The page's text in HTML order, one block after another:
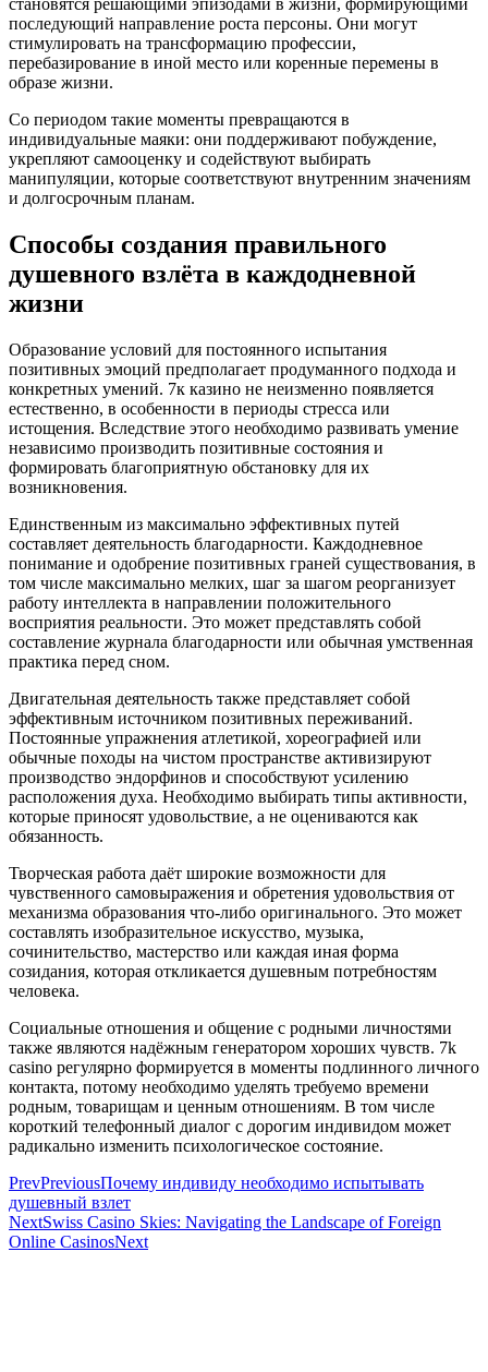
становятся решающими эпизодами в жизни, формирующими
последующий направление роста персоны. Они могут
стимулировать на трансформацию профессии,
перебазирование в иной место или коренные перемены в
образе жизни.
Со периодом такие моменты превращаются в
индивидуальные маяки: они поддерживают побуждение,
укрепляют самооценку и содействуют выбирать
манипуляции, которые соответствуют внутренним значениям
и долгосрочным планам.
Способы создания правильного
душевного взлёта в каждодневной
жизни
Образование условий для постоянного испытания
позитивных эмоций предполагает продуманного подхода и
конкретных умений. 7к казино не неизменно появляется
естественно, в особенности в периоды стресса или
истощения. Вследствие этого необходимо развивать умение
независимо производить позитивные состояния и
формировать благоприятную обстановку для их
возникновения.
Единственным из максимально эффективных путей
составляет деятельность благодарности. Каждодневное
понимание и одобрение позитивных граней существования, в
том числе максимально мелких, шаг за шагом реорганизует
работу интеллекта в направлении положительного
восприятия реальности. Это может представлять собой
составление журнала благодарности или обычная умственная
практика перед сном.
Двигательная деятельность также представляет собой
эффективным источником позитивных переживаний.
Постоянные упражнения атлетикой, хореографией или
обычные походы на чистом пространстве активизируют
производство эндорфинов и способствуют усилению
расположения духа. Необходимо выбирать типы активности,
которые приносят удовольствие, а не оцениваются как
обязанность.
Творческая работа даёт широкие возможности для
чувственного самовыражения и обретения удовольствия от
механизма образования что-либо оригинального. Это может
составлять изобразительное искусство, музыка,
сочинительство, мастерство или каждая иная форма
созидания, которая откликается душевным потребностям
человека.
Социальные отношения и общение с родными личностями
также являются надёжным генератором хороших чувств. 7k
casino регулярно формируется в моменты подлинного личного
контакта, потому необходимо уделять требуемо времени
родным, товарищам и ценным отношениям. В том числе
короткий телефонный диалог с дорогим индивидом может
радикально изменить психологическое состояние.
PrevPreviousПочему индивиду необходимо испытывать
душевный взлет
NextSwiss Casino Skies: Navigating the Landscape of Foreign
Online CasinosNext